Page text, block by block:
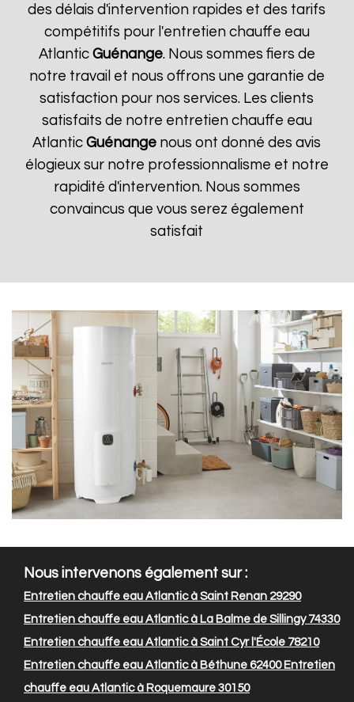
des délais d'intervention rapides et des tarifs
compétitifs pour l'entretien chauffe eau
Atlantic Guénange. Nous sommes fiers de
notre travail et nous offrons une garantie de
satisfaction pour nos services. Les clients
satisfaits de notre entretien chauffe eau
AtlanticGuénange nous ont donné des avis
élogieux sur notre professionnalisme et notre
rapidité d'intervention. Nous sommes
convaincus que vous serez également
satisfait
Nous intervenons également sur :
Entretien chauffe eau Atlantic à Saint Renan 29290
Entretien chauffe eau Atlantic à La Balme de Sillingy 74330
Entretien chauffe eau Atlantic à Saint Cyr l'École 78210
Entretien chauffe eau Atlantic à Béthune 62400Entretien
chauffe eau Atlantic à Roquemaure 30150